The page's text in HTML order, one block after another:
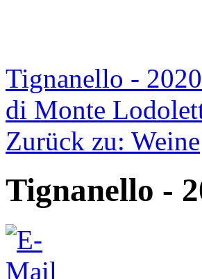
Tignanello -
di Monte
Zurück zu: Weine
Tignanello -